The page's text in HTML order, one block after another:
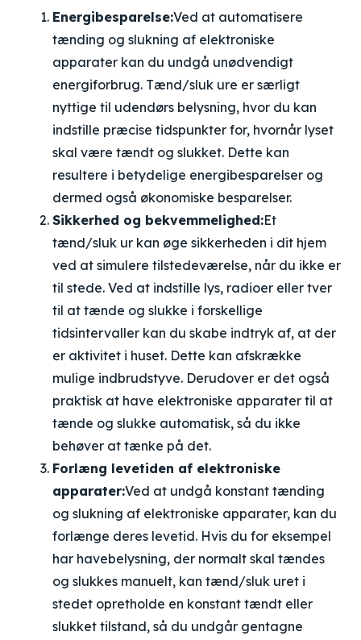
Energibesparelse:Ved at automatisere
tænding og slukning af elektroniske
apparater kan du undgå unødvendigt
energiforbrug. Tænd/sluk ure er særligt
nyttige til udendørs belysning, hvor du kan
indstille præcise tidspunkter for, hvornår lyset
skal være tændt og slukket. Dette kan
resultere i betydelige energibesparelser og
dermed også økonomiske besparelser.
Sikkerhed og bekvemmelighed:Et
tænd/sluk ur kan øge sikkerheden i dit hjem
ved at simulere tilstedeværelse, når du ikke er
til stede. Ved at indstille lys, radioer eller tver
til at tænde og slukke i forskellige
tidsintervaller kan du skabe indtryk af, at der
er aktivitet i huset. Dette kan afskrække
mulige indbrudstyve. Derudover er det også
praktisk at have elektroniske apparater til at
tænde og slukke automatisk, så du ikke
behøver at tænke på det.
Forlæng levetiden af elektroniske
apparater:Ved at undgå konstant tænding
og slukning af elektroniske apparater, kan du
forlænge deres levetid. Hvis du for eksempel
har havebelysning, der normalt skal tændes
og slukkes manuelt, kan tænd/sluk uret i
stedet opretholde en konstant tændt eller
slukket tilstand, så du undgår gentagne